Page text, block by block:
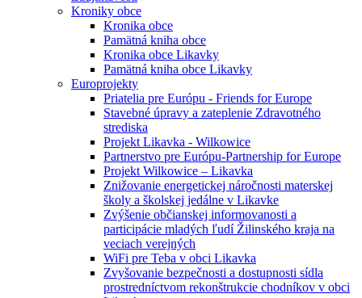
Kroniky obce
Kronika obce
Pamätná kniha obce
Kronika obce Likavky
Pamätná kniha obce Likavky
Europrojekty
Priatelia pre Európu - Friends for Europe
Stavebné úpravy a zateplenie Zdravotného
strediska
Projekt Likavka - Wilkowice
Partnerstvo pre Európu-Partnership for Europe
Projekt Wilkowice – Likavka
Znižovanie energetickej náročnosti materskej
školy a školskej jedálne v Likavke
Zvýšenie občianskej informovanosti a
participácie mladých ľudí Žilinského kraja na
veciach verejných
WiFi pre Teba v obci Likavka
Zvyšovanie bezpečnosti a dostupnosti sídla
prostredníctvom rekonštrukcie chodníkov v obci